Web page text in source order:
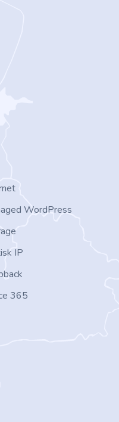
WordPress
IP
365